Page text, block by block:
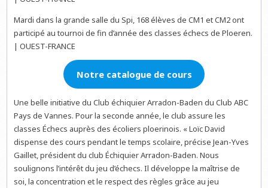
Mardi dans la grande salle du Spi, 168 élèves de CM1 et CM2 ont
participé au tournoi de fin d’année des classes échecs de Ploeren.
| OUEST-FRANCE
Notre catalogue de cours
Une belle initiative du Club échiquier Arradon-Baden du Club ABC
Pays de Vannes. Pour la seconde année, le club assure les
classes Échecs auprès des écoliers ploerinois. « Loïc David
dispense des cours pendant le temps scolaire, précise Jean-Yves
Gaillet, président du club Échiquier Arradon-Baden. Nous
soulignons l’intérêt du jeu d’échecs. Il développe la maîtrise de
soi, la concentration et le respect des règles grâce au jeu